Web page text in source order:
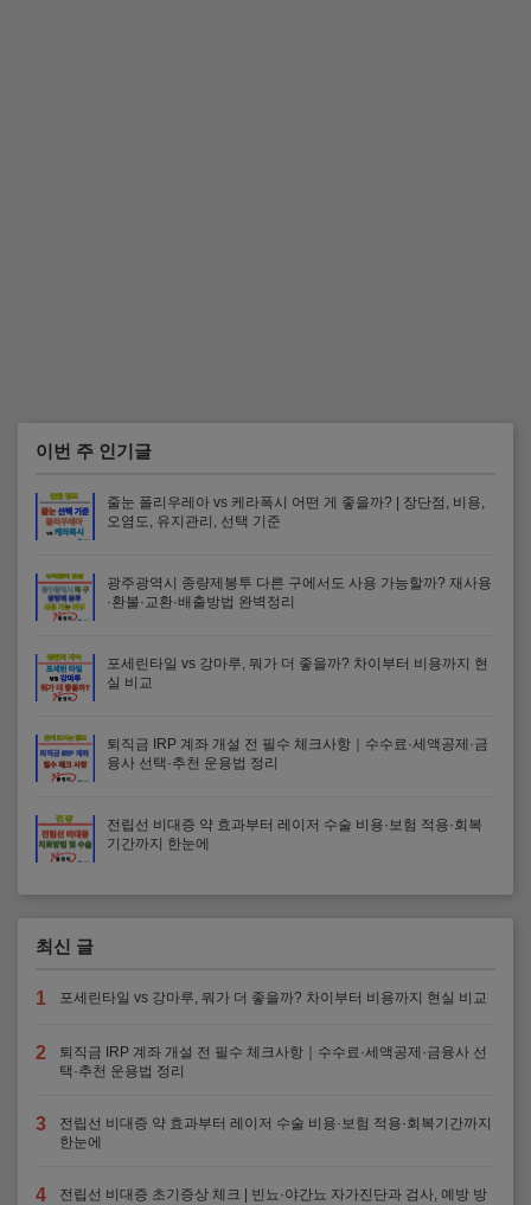
이번 주 인기글
줄눈 폴리우레아 vs 케라폭시 어떤 게 좋을까? | 장단점, 비용,
오염도, 유지관리, 선택 기준
광주광역시 종량제봉투 다른 구에서도 사용 가능할까? 재사용
·환불·교환·배출방법 완벽정리
포세린타일 vs 강마루, 뭐가 더 좋을까? 차이부터 비용까지 현
실 비교
퇴직금 IRP 계좌 개설 전 필수 체크사항｜수수료·세액공제·금
융사 선택·추천 운용법 정리
전립선 비대증 약 효과부터 레이저 수술 비용·보험 적용·회복
기간까지 한눈에
최신 글
1 포세린타일 vs 강마루, 뭐가 더 좋을까? 차이부터 비용까지 현실 비교
2
퇴직금 IRP 계좌 개설 전 필수 체크사항｜수수료·세액공제·금융사 선
택·추천 운용법 정리
3
전립선 비대증 약 효과부터 레이저 수술 비용·보험 적용·회복기간까지
한눈에
4 전립선 비대증 초기증상 체크 | 빈뇨·야간뇨 자가진단과 검사, 예방 방